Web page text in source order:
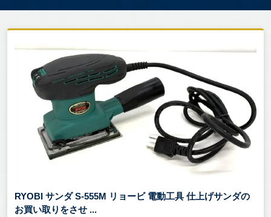
RYOBI サンダ S-555M リョービ 電動工具 仕上げサンダの
お買い取りをさせ ...